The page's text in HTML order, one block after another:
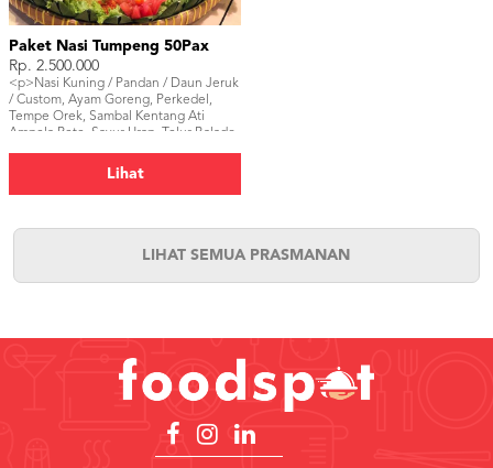
Paket Nasi Tumpeng 50Pax
Rp. 2.500.000
<p>Nasi Kuning / Pandan / Daun Jeruk
/ Custom, Ayam Goreng, Perkedel,
Tempe Orek, Sambal Kentang Ati
Ampela Pete, Sayur Urap, Telur Balado.
Lihat
LIHAT SEMUA PRASMANAN